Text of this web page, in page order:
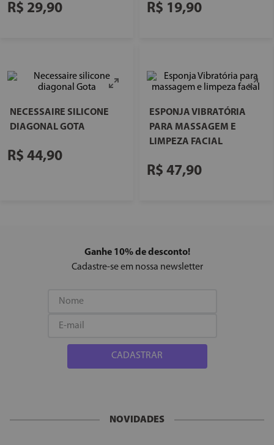
R$ 29,90 R$ 19,90
NECESSAIRE SILICONE
DIAGONAL GOTA
R$ 44,90
ESPONJA VIBRATÓRIA
PARA MASSAGEM E
LIMPEZA FACIAL
R$ 47,90
Ganhe 10% de desconto!
Cadastre-se em nossa newsletter
CADASTRAR
NOVIDADES